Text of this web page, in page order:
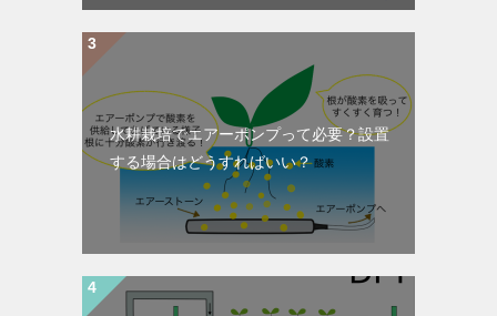
水耕栽培でエアーポンプって必要？設置
する場合はどうすればいい？